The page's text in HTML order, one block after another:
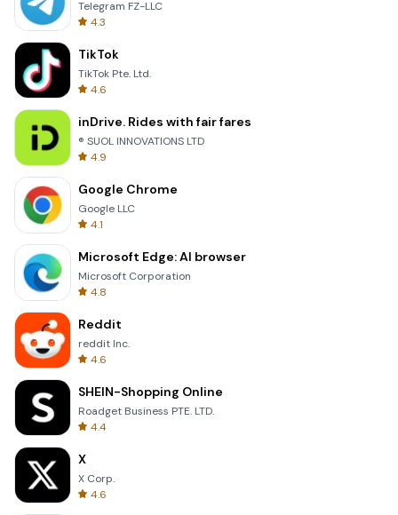
Telegram FZ-LLC
4.3
TikTok
TikTok Pte. Ltd.
4.6
inDrive. Rides with fair fares
® SUOL INNOVATIONS LTD
4.9
Google Chrome
Google LLC
4.1
Microsoft Edge: AI browser
Microsoft Corporation
4.8
Reddit
reddit Inc.
4.6
SHEIN-Shopping Online
Roadget Business PTE. LTD.
4.4
X
X Corp.
4.6